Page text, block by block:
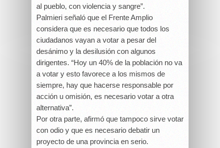
al pueblo, con violencia y sangre”.
Palmieri señaló que el Frente Amplio
considera que es necesario que todos los
ciudadanos vayan a votar a pesar del
desánimo y la desilusión con algunos
dirigentes. “Hoy un 40% de la población no va
a votar y esto favorece a los mismos de
siempre, hay que hacerse responsable por
acción u omisión, es necesario votar a otra
alternativa”.
Por otra parte, afirmó que tampoco sirve votar
con odio y que es necesario debatir un
proyecto de una provincia en serio.